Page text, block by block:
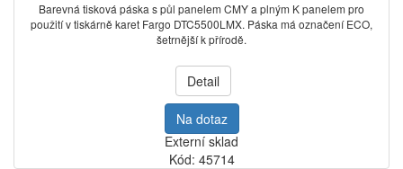
Barevná tisková páska s půl panelem CMY a plným K panelem pro
použití v tiskárně karet Fargo DTC5500LMX. Páska má označení ECO,
šetrnější k přírodě.
Detail
Na dotaz
Externí sklad
Kód: 45714